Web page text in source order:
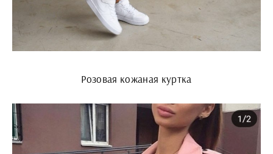
Розовая кожаная куртка